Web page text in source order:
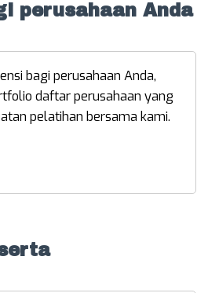
perusahaan Anda
bagi perusahaan Anda,
daftar perusahaan yang
pelatihan bersama kami.